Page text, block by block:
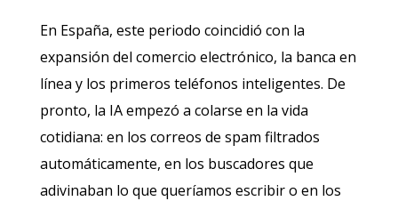
En España, este periodo coincidió con la
expansión del comercio electrónico, la banca en
línea y los primeros teléfonos inteligentes. De
pronto, la IA empezó a colarse en la vida
cotidiana: en los correos de spam filtrados
automáticamente, en los buscadores que
adivinaban lo que queríamos escribir o en los